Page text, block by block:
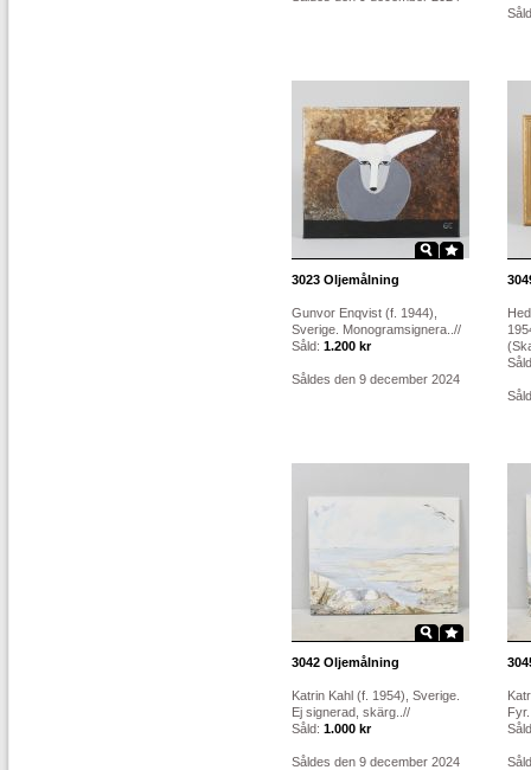
3023 Oljemålning
Gunvor Enqvist (f. 1944),
Sverige. Monogramsignera..//
Såld: 1.200 kr
Såldes den 9 december 2024
3042 Oljemålning
Katrin Kahl (f. 1954), Sverige.
Ej signerad, skärg..//
Såld: 1.000 kr
Såldes den 9 december 2024